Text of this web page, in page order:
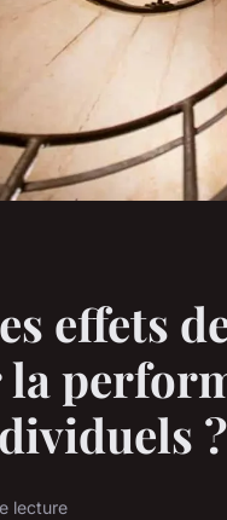
effets
?
lecture